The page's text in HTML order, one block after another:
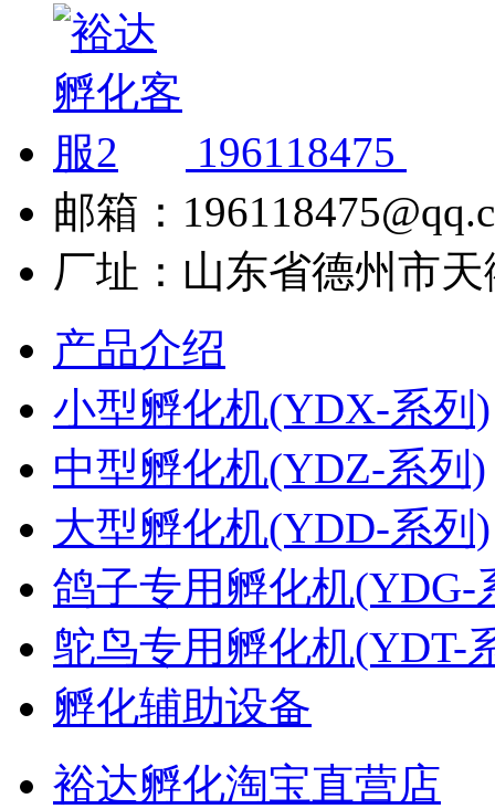
196118475
邮箱：
厂址：山东省德州市
产品介绍
小型孵化机(YDX-系列)
中型孵化机(YDZ-系列)
大型孵化机(YDD-系列)
鸽子专用孵化机(YDG-
鸵鸟专用孵化机(YDT-
孵化辅助设备
裕达孵化淘宝直营店